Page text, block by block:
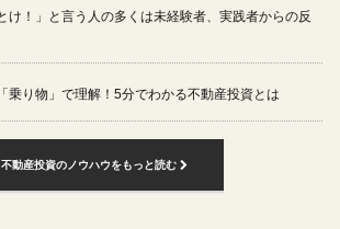
け！」と言う人の多くは未経験者、実践者からの反
乗り物」で理解！5分でわかる不動産投資とは
不動産投資のノウハウをもっと読む